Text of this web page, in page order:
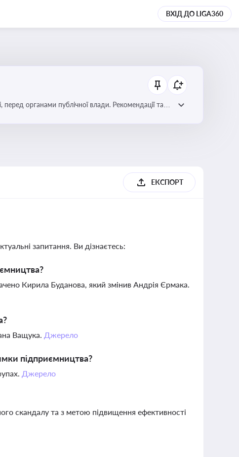
ВХІД ДО LIGA360
перед органами публічної влади. Рекомендації та
ЕКСПОРТ
запитання. Ви дізнаєтесь:
Кирила Буданова, який змінив Андрія Єрмака.
Ващука. Джерело
підприємництва?
Джерело
скандалу та з метою підвищення ефективності